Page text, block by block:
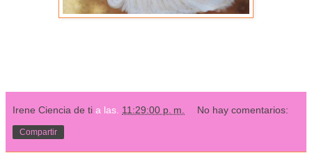
Irene Ciencia de ti a las. 11:29:00 p. m. No hay comentarios:
Compartir